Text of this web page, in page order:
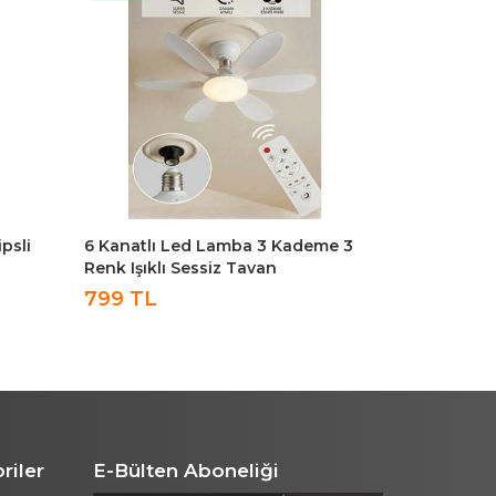
6 Kanatlı Led Lamba 3 Kademe 3
Renk Işıklı Sessiz Tavan
Vantilatörü Kumandalı Tavan Fanı
Led Ampül
799 TL
E-Bülten Aboneliği